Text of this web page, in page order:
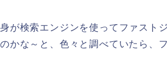
が検索エンジンを使ってファスト
かな～と、色々と調べていたら、